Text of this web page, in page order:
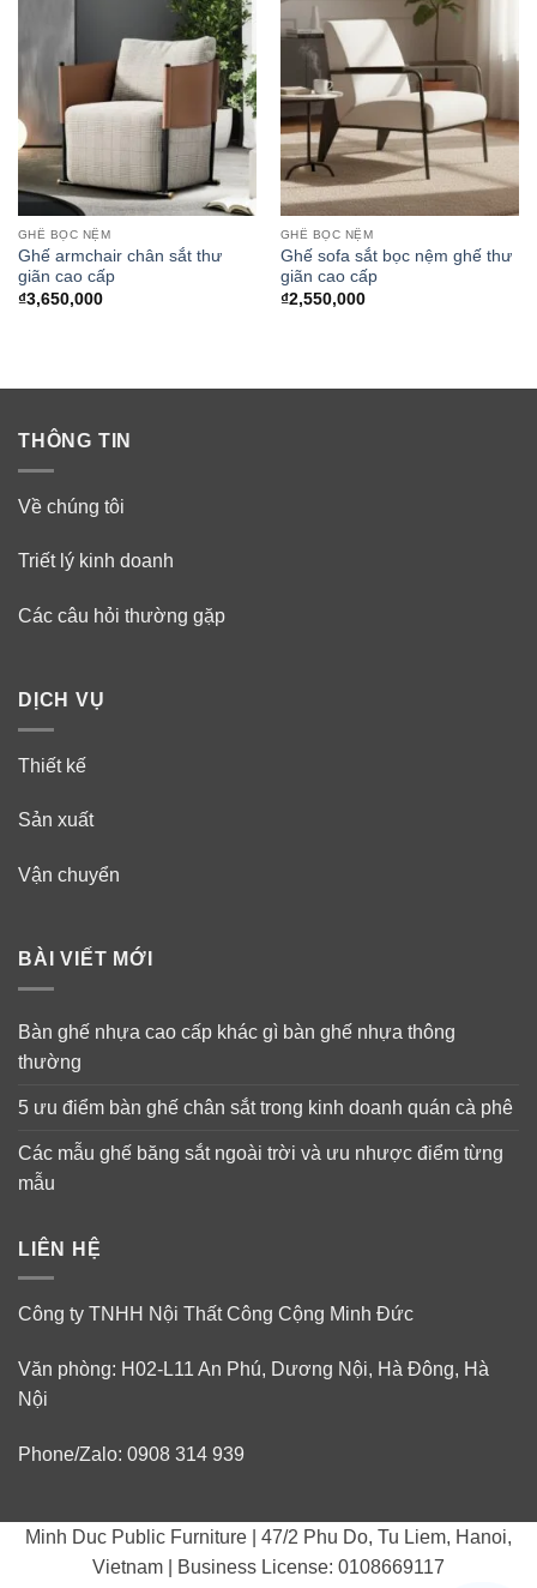
GHẾ BỌC NỆM
Ghế armchair chân sắt thư
giãn cao cấp
₫3,650,000
GHẾ BỌC NỆM
Ghế sofa sắt bọc nệm ghế thư
giãn cao cấp
₫2,550,000
THÔNG TIN
Về chúng tôi
Triết lý kinh doanh
Các câu hỏi thường gặp
DỊCH VỤ
Thiết kế
Sản xuất
Vận chuyển
BÀI VIẾT MỚI
Bàn ghế nhựa cao cấp khác gì bàn ghế nhựa thông
thường
5 ưu điểm bàn ghế chân sắt trong kinh doanh quán cà phê
Các mẫu ghế băng sắt ngoài trời và ưu nhược điểm từng
mẫu
LIÊN HỆ
Công ty TNHH Nội Thất Công Cộng Minh Đức
Văn phòng: H02-L11 An Phú, Dương Nội, Hà Đông, Hà
Nội
Phone/Zalo: 0908 314 939
Minh Duc Public Furniture | 47/2 Phu Do, Tu Liem, Hanoi,
Vietnam | Business License: 0108669117